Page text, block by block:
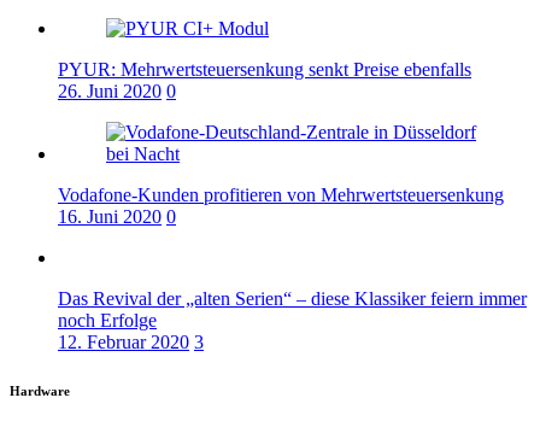
PYUR: Mehrwertsteuersenkung senkt Preise ebenfalls
26. Juni 2020 0
Vodafone-Kunden profitieren von Mehrwertsteuersenkung
16. Juni 2020 0
Das Revival der „alten Serien“ – diese Klassiker feiern immer
noch Erfolge
12. Februar 2020 3
Hardware